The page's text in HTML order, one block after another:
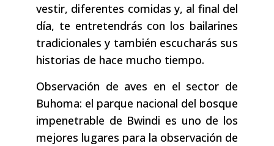
vestir, diferentes comidas y, al final del
día, te entretendrás con los bailarines
tradicionales y también escucharás sus
historias de hace mucho tiempo.
Observación de aves en el sector de
Buhoma: el parque nacional del bosque
impenetrable de Bwindi es uno de los
mejores lugares para la observación de